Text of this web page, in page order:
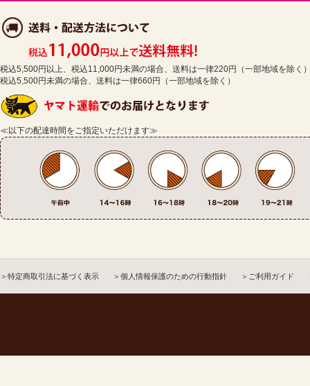
税込5,500円以上、税込11,000円未満の場合、送料は一律220円（一部地域を除く
税込5,500円未満の場合、送料は一律660円（一部地域を除く）
≪以下の配達時間をご指定いただけます≫
＞特定商取引法に基づく表示 ＞個人情報保護のための行動指針 ＞ご利用ガイド